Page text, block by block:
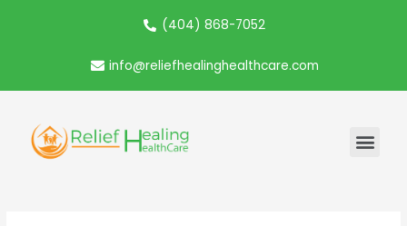
(404) 868-7052
info@reliefhealinghealthcare.com